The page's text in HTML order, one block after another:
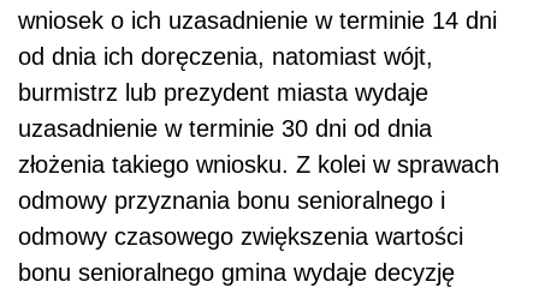
wniosek o ich uzasadnienie w terminie 14 dni
od dnia ich doręczenia, natomiast wójt,
burmistrz lub prezydent miasta wydaje
uzasadnienie w terminie 30 dni od dnia
złożenia takiego wniosku. Z kolei w sprawach
odmowy przyznania bonu senioralnego i
odmowy czasowego zwiększenia wartości
bonu senioralnego gmina wydaje decyzję